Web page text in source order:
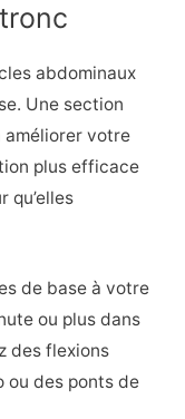
abdominaux
Une section
votre
plus efficace
qu’elles
de base à votre
ou plus dans
des flexions
ou des ponts de